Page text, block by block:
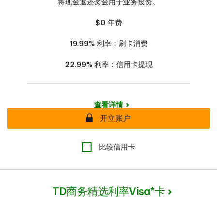
将现金返还奖金用于业务投资。
$0 年费
19.99% 利率：刷卡消费
22.99% 利率：信用卡提现
查看详情
安全开立账户
比较信用卡
TD商务精选利率Visa*卡